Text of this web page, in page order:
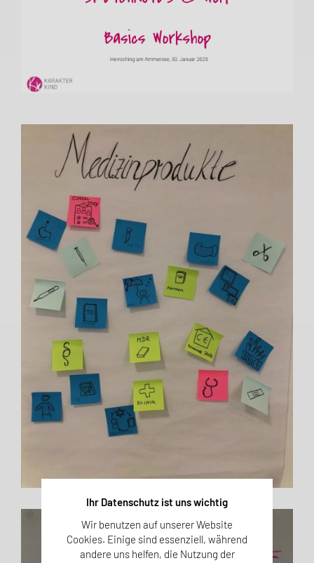
Ihr Datenschutz ist uns wichtig
Wir benutzen auf unserer Website
Cookies. Einige sind essenziell, während
andere uns helfen, die Nutzung der